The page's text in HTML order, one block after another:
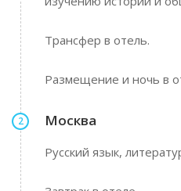
Трансфер в отель.
Размещение и ночь в
2 Москва
Русский язык,